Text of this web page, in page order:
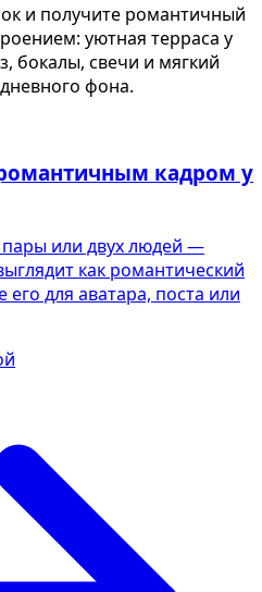
и получите романтичный
уютная терраса у
бокалы, свечи и мягкий
фона.
кадром у
или двух людей —
как романтический
для аватара, поста или